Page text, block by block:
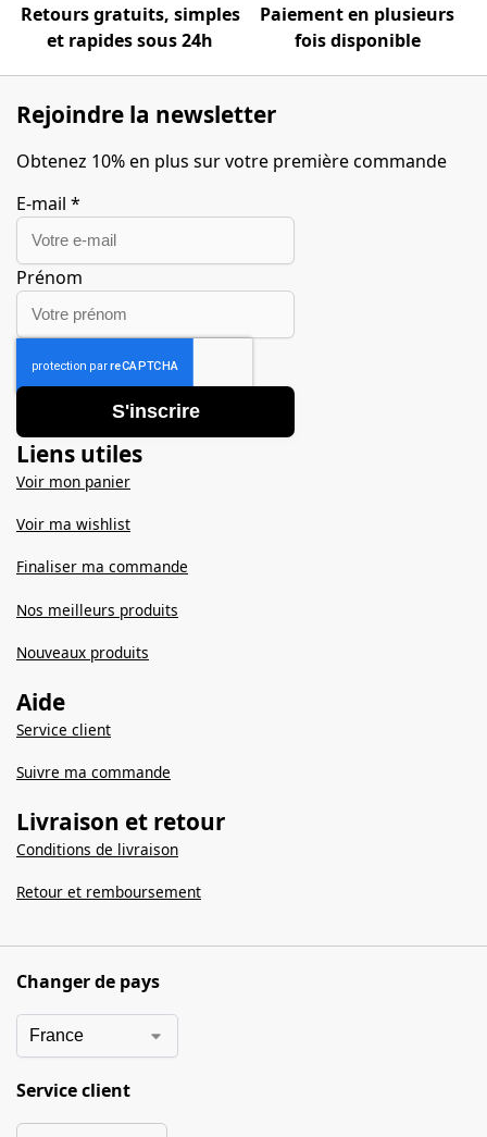
Retours gratuits, simples
et rapides sous 24h
Paiement en plusieurs
fois disponible
Rejoindre la newsletter
Obtenez 10% en plus sur votre première commande
E-mail *
Prénom
S'inscrire
Liens utiles
Voir mon panier
Voir ma wishlist
Finaliser ma commande
Nos meilleurs produits
Nouveaux produits
Aide
Service client
Suivre ma commande
Livraison et retour
Conditions de livraison
Retour et remboursement
Service client
Changer de pays